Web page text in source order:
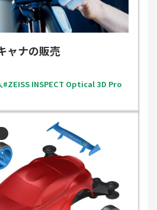
ャナの販売
ZEISS INSPECT Optical 3D Pro